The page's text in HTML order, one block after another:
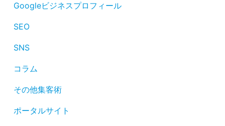
Googleビジネスプロフィール
SEO
SNS
コラム
その他集客術
ポータルサイト